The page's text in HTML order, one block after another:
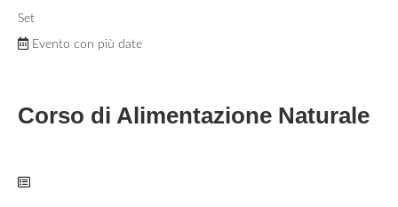
Set
Evento con più date
Corso di Alimentazione Naturale